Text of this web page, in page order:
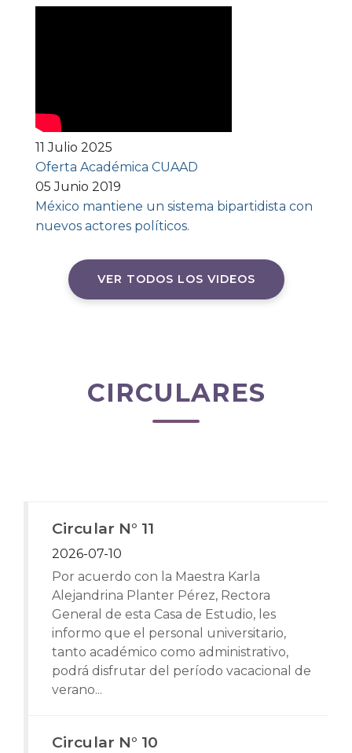
11 Julio 2025
Oferta Académica CUAAD
05 Junio 2019
México mantiene un sistema bipartidista con
nuevos actores políticos.
VER TODOS LOS VIDEOS
CIRCULARES
Circular N° 11
2026-07-10
Por acuerdo con la Maestra Karla
Alejandrina Planter Pérez, Rectora
General de esta Casa de Estudio, les
informo que el personal universitario,
tanto académico como administrativo,
podrá disfrutar del período vacacional de
verano...
Circular N° 10